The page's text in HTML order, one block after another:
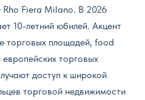
Fiera Milano. В 2026
10-летний юбилей. Акцент
торговых площадей, food
торговых
доступ к широкой
торговой недвижимости